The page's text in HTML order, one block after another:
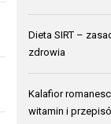
Dieta SIRT –
zdrowia
Kalafior
witamin i